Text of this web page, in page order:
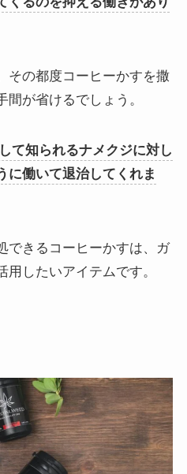
その都度コーヒーかすを撒
が省けるでしょう。
て知られるナメクジに対し
に働いて退治してくれま
できるコーヒーかすは、ガ
したいアイテムです。